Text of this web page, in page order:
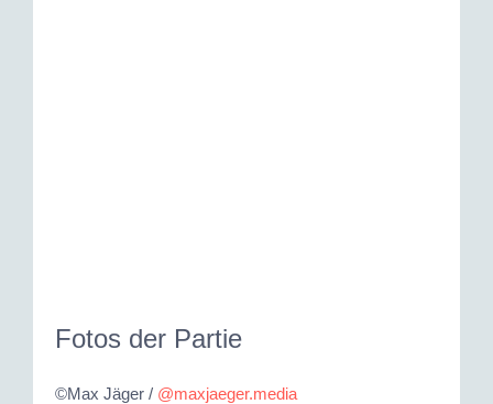
Fotos der Partie
©Max Jäger / @maxjaeger.media